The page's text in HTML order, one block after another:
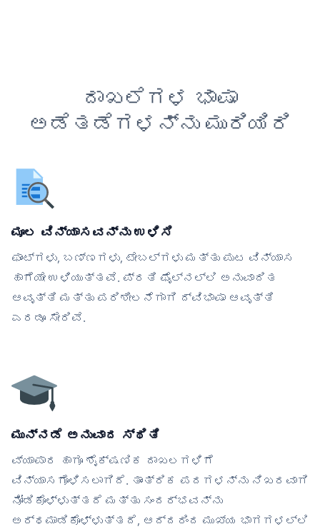
ದಾಖಲೆಗಳ ಭಾಷಾ
ಅಡೆತಡೆಗಳನ್ನು ಮುರಿಯಿರಿ
ಮೂಲ ವಿನ್ಯಾಸವನ್ನು ಉಳಿಸಿ
ಫಾಂಟ್‌ಗಳು, ಬಣ್ಣಗಳು, ಟೇಬಲ್‌ಗಳು ಮತ್ತು ಪುಟ ವಿನ್ಯಾಸ
ಹಾಗೆಯೇ ಉಳಿಯುತ್ತವೆ. ಪ್ರತಿ ಫೈಲ್‌ನಲ್ಲಿ ಅನುವಾದಿತ
ಆವೃತ್ತಿ ಮತ್ತು ಪರಿಶೀಲನೆಗಾಗಿ ದ್ವಿಭಾಷಾ ಆವೃತ್ತಿ
ಎರಡೂ ಸೇರಿವೆ.
ಮುನ್ನಡೆ ಅನುವಾದ ಸ್ಥಿತಿ
ವ್ಯಾಪಾರ ಹಾಗೂ ಶೈಕ್ಷಣಿಕ ದಾಖಲಗಳಿಗೆ
ವಿನ್ಯಾಸಗೊಳಿಸಲಾಗಿದೆ. ತಾಂತ್ರಿಕ ಪದಗಳನ್ನು ನಿಖರವಾಗಿ
ನೋಡಿಕೊಳ್ಳುತ್ತದೆ ಮತ್ತು ಸಂದರ್ಭವನ್ನು
ಅರ್ಥಮಾಡಿಕೊಳ್ಳುತ್ತದೆ, ಆದ್ದರಿಂದ ಮುಖ್ಯ ಭಾಗಗಳಲ್ಲಿ